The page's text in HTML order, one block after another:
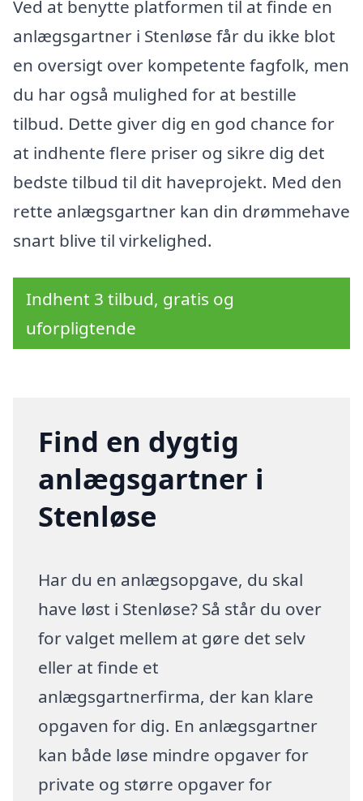
Ved at benytte platformen til at finde en
anlægsgartner i Stenløse får du ikke blot
en oversigt over kompetente fagfolk, men
du har også mulighed for at bestille
tilbud. Dette giver dig en god chance for
at indhente flere priser og sikre dig det
bedste tilbud til dit haveprojekt. Med den
rette anlægsgartner kan din drømmehave
snart blive til virkelighed.
Indhent 3 tilbud, gratis og
uforpligtende
Find en dygtig
anlægsgartner i
Stenløse
Har du en anlægsopgave, du skal
have løst i Stenløse? Så står du over
for valget mellem at gøre det selv
eller at finde et
anlægsgartnerfirma, der kan klare
opgaven for dig. En anlægsgartner
kan både løse mindre opgaver for
private og større opgaver for